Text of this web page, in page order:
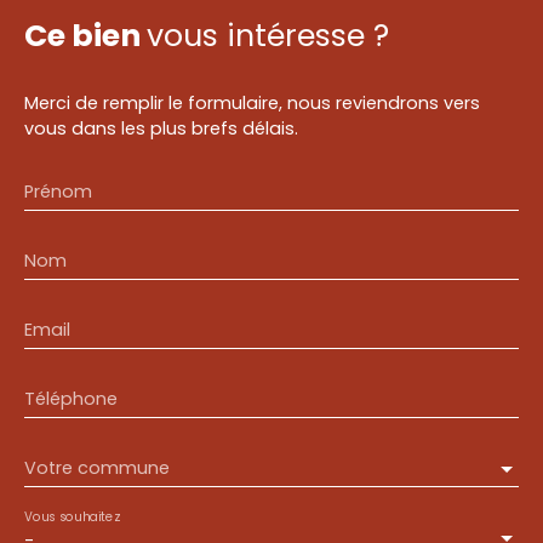
Ce bienvous intéresse ?
Merci de remplir le formulaire, nous reviendrons vers
vous dans les plus brefs délais.
Prénom
Nom
Email
Téléphone
Votre commune
Vous souhaitez